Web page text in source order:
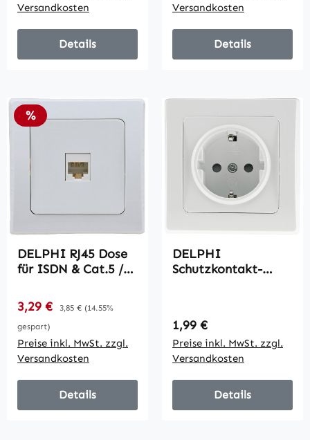
Versandkosten
Details
Versandkosten
Details
Rabatt
%
DELPHI RJ45 Dose
für ISDN & Cat.5 /
weiß
Verkaufspreis:
3,29 € Regulärer Preis:
3,85 € (14.55%
gespart)
Preise inkl. MwSt. zzgl.
Versandkosten
Details
DELPHI
Schutzkontakt-
Regulärer Preis:
1,99 €
Preise inkl. MwSt. zzgl.
Versandkosten
Details